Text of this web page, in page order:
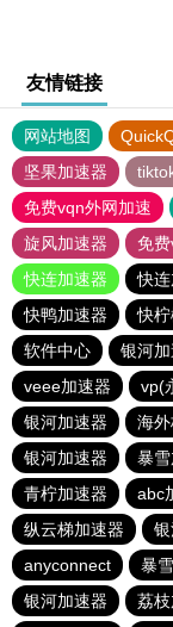
友情链接
网站地图
坚果加速器
免费vqn外网加速
旋风加速器
免
快连加速器
快
快鸭加速器
快
软件中心
银河
veee加速器
vp(
银河加速器
海
银河加速器
暴
青柠加速器
abc
纵云梯加速器
anyconnect
暴
银河加速器
荔